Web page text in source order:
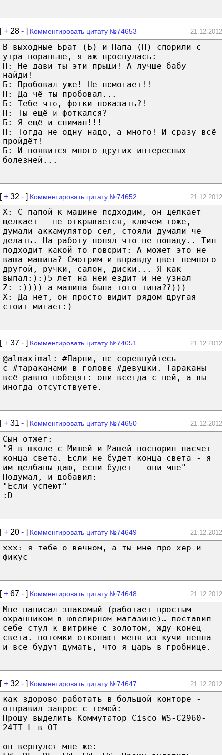
[+ 28 - ] Комментировать цитату №74653 21.12.2012
В выходные Брат (Б) и Папа (П) спорили с
утра пораньше, я аж проснулась:
П: Не дави ты эти прыщи! А лучше бабу
найди!
Б: Пробовал уже! Не помогает!!
П: Да чё ты пробовал...
Б: Тебе что, фотки показать?!
П: Ты ещё и фоткался?
Б: Я ещё и снимал!!!
П: Тогда не одну надо, а много! И сразу всё
пройдёт!
Б: И появится много других интересных
болезней...
[+ 32 - ] Комментировать цитату №74652 21.12.2012
X: С папой к машине подходим, он щелкает
щелкает - не открывается, ключем тоже,
думали аккамулятор сел, стояли думали че
делать. На работу понял что не попаду.. Тип
подходит какой то говорит: А может это не
ваша машина? Смотрим и вправду цвет немного
другой, ручки, салон, диски... Я как
выпал:):)5 лет на ней ездит и не узнал
Z: :)))) а машина была того типа??)))
X: Да нет, он просто видит рядом другая
стоит мигает:)
[+ 37 - ] Комментировать цитату №74651 21.12.2012
@almaximal: #Парни, не соревнуйтесь
с #таракан­ами в голове #девушки. Тараканы
всё равно победят: они всегда с ней, а вы
иногда отсутствуете.
[+ 31 - ] Комментировать цитату №74650 21.12.2012
Сын отжег:
"Я в школе с Мишей и Машей поспорил насчет
конца света. Если не будет конца света - я
им щелбаны даю, если будет - они мне"
Подумал, и добавил:
"Если успеют"
:D
[+ 20 - ] Комментировать цитату №74649 21.12.2012
xxx: я тебе о вечном, а ты мне про хер и
фикус
[+ 67 - ] Комментировать цитату №74648 21.12.2012
Мне написал знакомый (работает простым
охранником в ювелирном магазине)… поставил
себе стул к витрине с золотом, жду конец
света. потомки откопают меня из кучи пепла
и все будут думать, что я царь в гробнице.
[+ 32 - ] Комментировать цитату №74647 21.12.2012
как здорово работать в большой конторе -
отправил запрос с темой:
Прошу выделить Коммутатор Cisco WS-C2960-
24TT-L в ОТ
он вернулся мне же: